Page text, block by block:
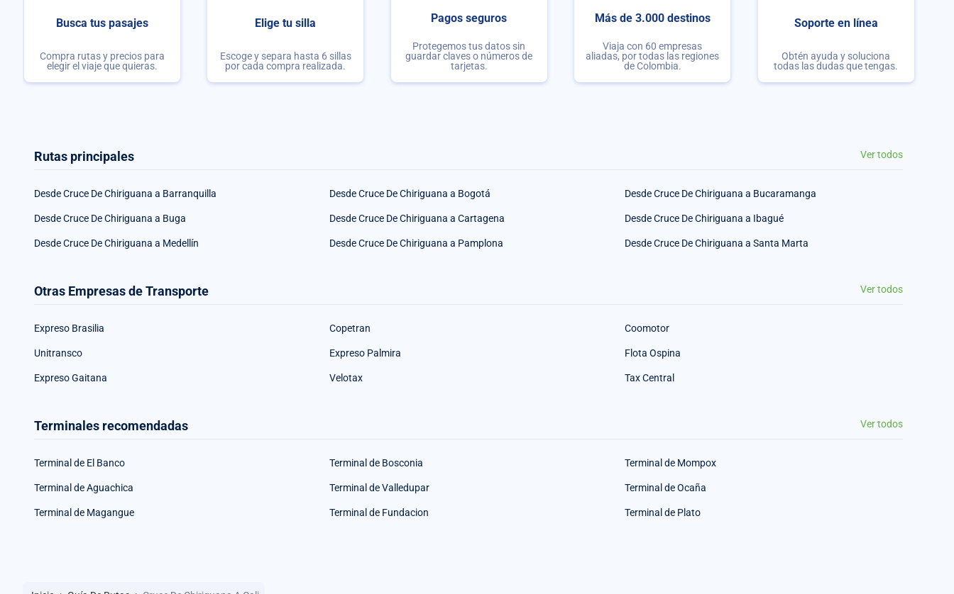
Busca tus pasajes
Compra rutas y precios para
elegir el viaje que quieras.
Elige tu silla
Escoge y separa hasta 6 sillas
por cada compra realizada.
Pagos seguros
Protegemos tus datos sin
guardar claves o números de
tarjetas.
Más de 3.000 destinos
Viaja con 60 empresas
aliadas, por todas las regiones
de Colombia.
Soporte en línea
Obtén ayuda y soluciona
todas las dudas que tengas.
Rutas principales Ver todos
Desde Cruce De Chiriguana a Barranquilla Desde Cruce De Chiriguana a Bogotá Desde Cruce De Chiriguana a Bucaramanga
Desde Cruce De Chiriguana a Buga Desde Cruce De Chiriguana a Cartagena Desde Cruce De Chiriguana a Ibagué
Desde Cruce De Chiriguana a Medellín Desde Cruce De Chiriguana a Pamplona Desde Cruce De Chiriguana a Santa Marta
Otras Empresas de Transporte Ver todos
Expreso Brasilia Copetran Coomotor
Unitransco Expreso Palmira Flota Ospina
Expreso Gaitana Velotax Tax Central
Terminales recomendadas Ver todos
Terminal de El Banco Terminal de Bosconia Terminal de Mompox
Terminal de Aguachica Terminal de Valledupar Terminal de Ocaña
Terminal de Magangue Terminal de Fundacion Terminal de Plato